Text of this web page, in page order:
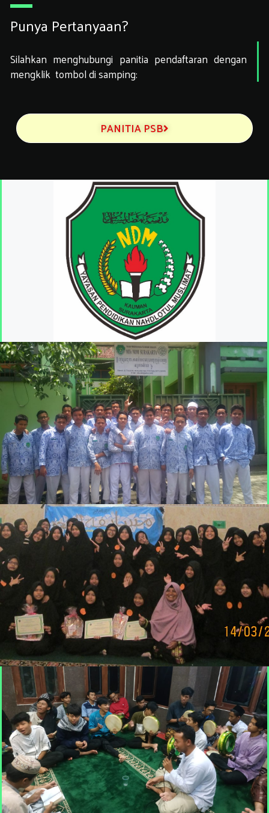
Punya Pertanyaan?
Silahkan menghubungi panitia pendaftaran dengan
mengklik tombol di samping:
PANITIA PSB